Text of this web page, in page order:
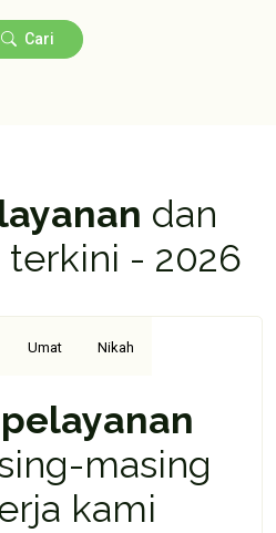
Cari
dan
terkini - 2026
Umat Nikah
pelayanan
masing
kami